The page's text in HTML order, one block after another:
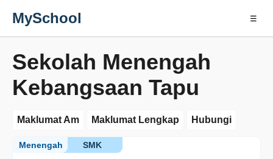
MySchool ☰
Sekolah Menengah
Kebangsaan Tapu
Maklumat Am Maklumat Lengkap Hubungi
SMK
Menengah